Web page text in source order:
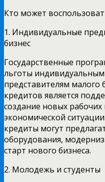
Кто может
1. Индивидуальные
бизнес
Государственные
льготы
представителям малого
кредитов является
создание новых
экономической
кредиты могут
оборудования,
старт нового бизнеса.
2. Молодежь и студенты